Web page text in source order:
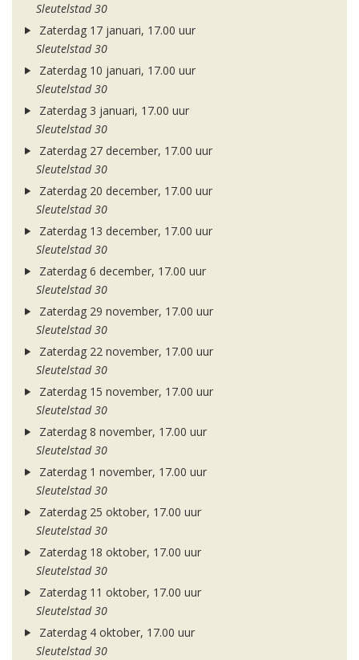
Sleutelstad 30
Zaterdag 17 januari, 17.00 uur
Sleutelstad 30
Zaterdag 10 januari, 17.00 uur
Sleutelstad 30
Zaterdag 3 januari, 17.00 uur
Sleutelstad 30
Zaterdag 27 december, 17.00 uur
Sleutelstad 30
Zaterdag 20 december, 17.00 uur
Sleutelstad 30
Zaterdag 13 december, 17.00 uur
Sleutelstad 30
Zaterdag 6 december, 17.00 uur
Sleutelstad 30
Zaterdag 29 november, 17.00 uur
Sleutelstad 30
Zaterdag 22 november, 17.00 uur
Sleutelstad 30
Zaterdag 15 november, 17.00 uur
Sleutelstad 30
Zaterdag 8 november, 17.00 uur
Sleutelstad 30
Zaterdag 1 november, 17.00 uur
Sleutelstad 30
Zaterdag 25 oktober, 17.00 uur
Sleutelstad 30
Zaterdag 18 oktober, 17.00 uur
Sleutelstad 30
Zaterdag 11 oktober, 17.00 uur
Sleutelstad 30
Zaterdag 4 oktober, 17.00 uur
Sleutelstad 30